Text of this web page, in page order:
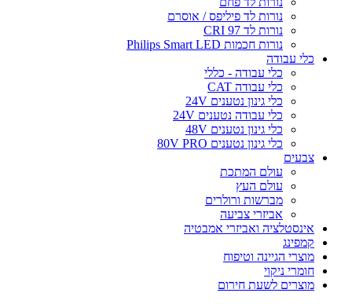
נורות לד פיליפס / אוסרם
נורות לד CRI 97
נורות חכמות Philips Smart LED
כלי עבודה
כלי עבודה - כללי
כלי עבודה CAT
כלי גינון נטענים 24V
כלי עבודה נטענים 24V
כלי גינון נטענים 48V
כלי גינון נטענים 80V PRO
צבעים
עולם המתכת
עולם העץ
מברשות ורולרים
אביזרי צביעה
אינסטלציה ואביזרי אמבטיה
קמפינג
מוצרי הגיינה וטיפוח
חומרי ניקוי
מוצרים לשעת חירום